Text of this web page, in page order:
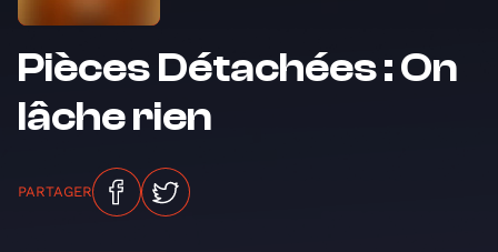
Pièces Détachées : On
lâche rien
PARTAGER